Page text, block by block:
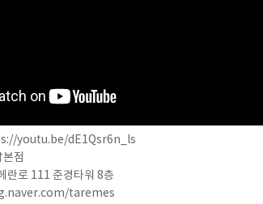
youtu.be/dE1Qsr6n_ls
점
란로 111 준경타워 8층
taremes
바로 예약하기